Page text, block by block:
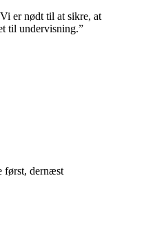
er nødt til at sikre, at
til undervisning.”
først, dernæst